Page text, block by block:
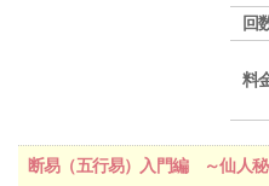
回
料
断易（五行易）入門編 ～仙人秘